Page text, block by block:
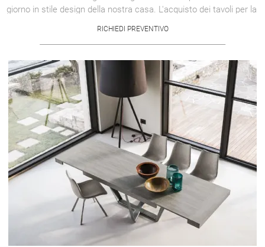
giorno in stile design della nostra casa. L'acquisto dei tavoli per la
RICHIEDI PREVENTIVO